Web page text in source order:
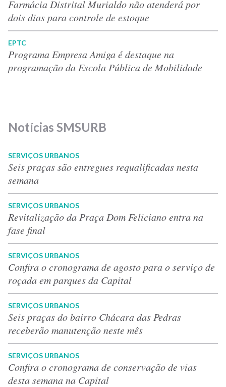
Farmácia Distrital Murialdo não atenderá por
dois dias para controle de estoque
EPTC
Programa Empresa Amiga é destaque na
programação da Escola Pública de Mobilidade
Notícias SMSURB
SERVIÇOS URBANOS
Seis praças são entregues requalificadas nesta
semana
SERVIÇOS URBANOS
Revitalização da Praça Dom Feliciano entra na
fase final
SERVIÇOS URBANOS
Confira o cronograma de agosto para o serviço de
roçada em parques da Capital
SERVIÇOS URBANOS
Seis praças do bairro Chácara das Pedras
receberão manutenção neste mês
SERVIÇOS URBANOS
Confira o cronograma de conservação de vias
desta semana na Capital